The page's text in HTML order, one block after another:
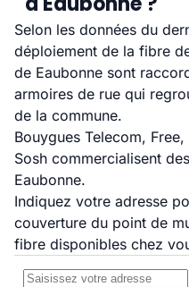
Selon les données du
déploiement de la fibre de
de Eaubonne sont
armoires de rue qui
de la commune.
Bouygues Telecom, Free,
Sosh commercialisent
Eaubonne.
Indiquez votre adresse
couverture du point de
fibre disponibles chez